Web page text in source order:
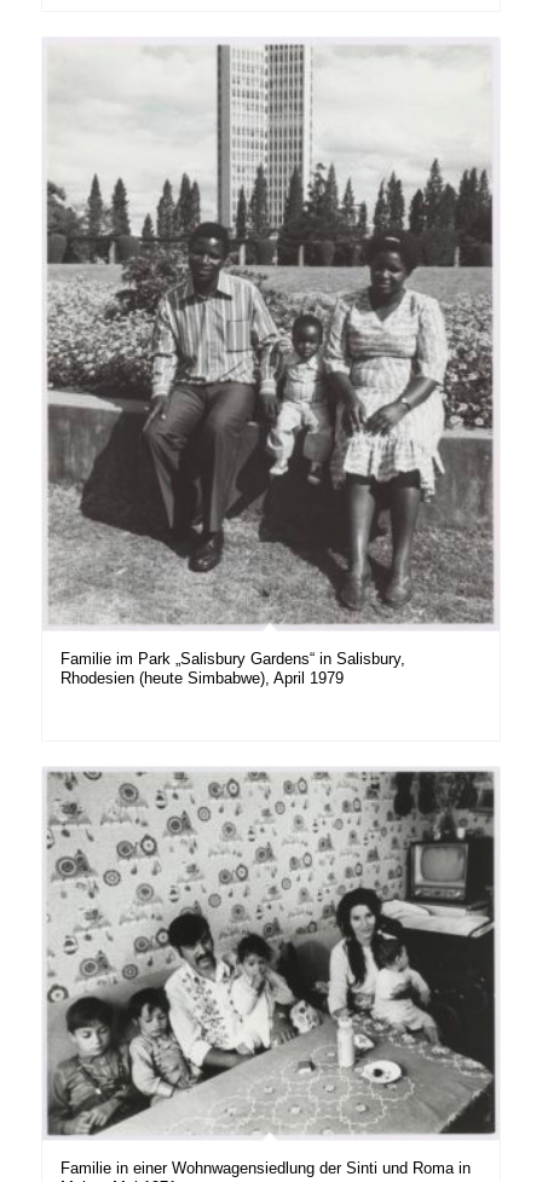
Familie im Park „Salisbury Gardens“ in Salisbury,
Rhodesien (heute Simbabwe), April 1979
Familie in einer Wohnwagensiedlung der Sinti und Roma in